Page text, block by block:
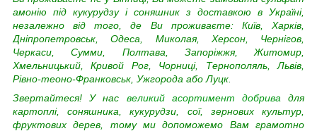
амонію під кукурудзу і соняшник з доставкою в Україні,
незалежно від того, де Ви проживаєте: Київ, Харків,
Дніпропетровськ, Одеса, Миколая, Херсон, Чернігов,
Черкаси, Сумми, Полтава, Запоріжжя, Житомир,
Хмельницький, Кривой Рог, Чорниці, Тернополяль, Львів,
Рівно-теоно-Франковськ, Ужгорода або Луцк.
Звертайтеся! У нас великий асортимент добрива
для
картоплі, соняшника, кукурудзи, сої, зернових культур,
фруктових дерев, тому ми допоможемо Вам грамотно